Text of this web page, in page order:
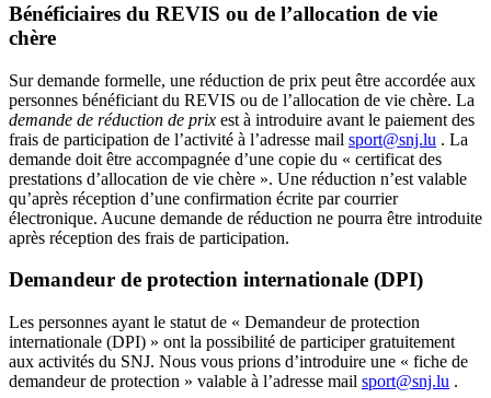
Bénéficiaires du REVIS ou de l’allocation de vie
chère
Sur demande formelle, une réduction de prix peut être accordée aux
personnes bénéficiant du REVIS ou de l’allocation de vie chère. La
demande de réduction de prix est à introduire avant le paiement des
frais de participation de l’activité à l’adresse mail sport@snj.lu . La
demande doit être accompagnée d’une copie du « certificat des
prestations d’allocation de vie chère ». Une réduction n’est valable
qu’après réception d’une confirmation écrite par courrier
électronique. Aucune demande de réduction ne pourra être introduite
après réception des frais de participation.
Demandeur de protection internationale (DPI)
Les personnes ayant le statut de « Demandeur de protection
internationale (DPI) » ont la possibilité de participer gratuitement
aux activités du SNJ. Nous vous prions d’introduire une « fiche de
demandeur de protection » valable à l’adresse mail sport@snj.lu .